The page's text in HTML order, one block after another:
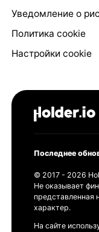
Уведомление о
Политика cookie
Настройки cookie
Последнее
© 2017 - 2026
Не оказывает
представленная
характер.
На сайте